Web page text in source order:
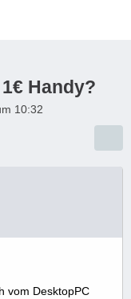
Handy?
10:32
vom DesktopPC